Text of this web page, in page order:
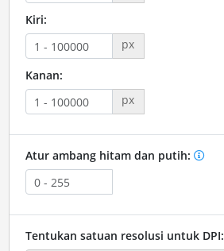
Kiri:
px
Kanan:
px
Atur ambang hitam dan putih:
Tentukan satuan resolusi untuk DPI: